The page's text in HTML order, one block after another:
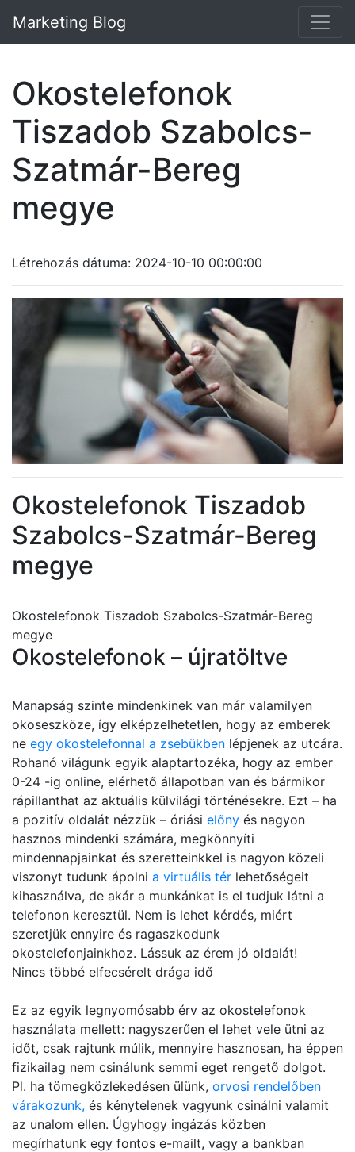
Marketing Blog
Okostelefonok
Tiszadob Szabolcs-
Szatmár-Bereg
megye
Létrehozás dátuma: 2024-10-10 00:00:00
Okostelefonok Tiszadob
Szabolcs-Szatmár-Bereg
megye
Okostelefonok Tiszadob Szabolcs-Szatmár-Bereg
megye
Okostelefonok – újratöltve
Manapság szinte mindenkinek van már valamilyen
okoseszköze, így elképzelhetetlen, hogy az emberek
ne egy okostelefonnal a zsebükben lépjenek az utcára.
Rohanó világunk egyik alaptartozéka, hogy az ember
0-24 -ig online, elérhető állapotban van és bármikor
rápillanthat az aktuális külvilági történésekre. Ezt – ha
a pozitív oldalát nézzük – óriási előny és nagyon
hasznos mindenki számára, megkönnyíti
mindennapjainkat és szeretteinkkel is nagyon közeli
viszonyt tudunk ápolni a virtuális tér lehetőségeit
kihasználva, de akár a munkánkat is el tudjuk látni a
telefonon keresztül. Nem is lehet kérdés, miért
szeretjük ennyire és ragaszkodunk
okostelefonjainkhoz. Lássuk az érem jó oldalát!
Nincs többé elfecsérelt drága idő
Ez az egyik legnyomósabb érv az okostelefonok
használata mellett: nagyszerűen el lehet vele ütni az
időt, csak rajtunk múlik, mennyire hasznosan, ha éppen
fizikailag nem csinálunk semmi eget rengető dolgot.
Pl. ha tömegközlekedésen ülünk, orvosi rendelőben
várakozunk, és kénytelenek vagyunk csinálni valamit
az unalom ellen. Úgyhogy ingázás közben
megírhatunk egy fontos e-mailt, vagy a bankban